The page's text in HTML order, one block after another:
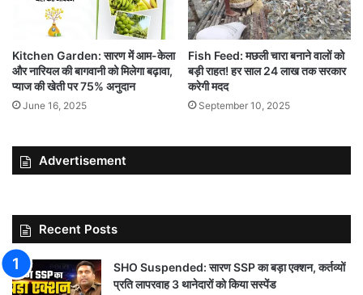
Kitchen Garden: सारण में आम-केला
और नारियल की बागवानी को मिलेगा बढ़ावा,
प्याज की खेती पर 75% अनुदान
June 16, 2025
Fish Feed: मछली चारा बनाने वालों को
बड़ी राहत! हर साल 24 लाख तक सरकार
करेगी मदद
September 10, 2025
Advertisement
Recent Posts
SHO Suspended: सारण SSP का बड़ा एक्शन, कर्तव्यों
प्रति लापरवाह 3 थानेदारों को किया सस्पेंड